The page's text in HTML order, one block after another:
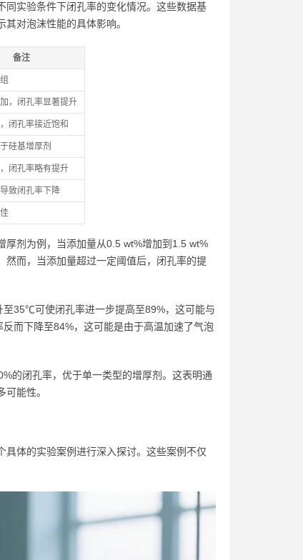
同实验条件下闭孔率的变化情况。这些数据基
对泡沫性能的具体影响。
备注
，闭孔率显著提升
闭孔率接近饱和
硅基增厚剂
闭孔率略有提升
致闭孔率下降
厚剂为例，当添加量从0.5 wt%增加到1.5 wt%
然而，当添加量超过一定阈值后，闭孔率的提
35℃可使闭孔率进一步提高至89%，这可能与
而下降至84%，这可能是由于高温加速了气泡
的闭孔率，优于单一类型的增厚剂。这表明通
能性。
体的实验案例进行深入探讨。这些案例不仅